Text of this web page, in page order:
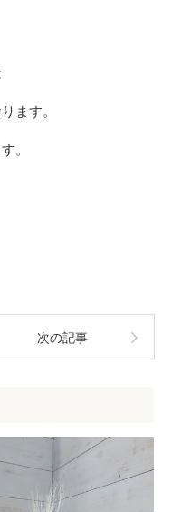
ます。
。
次の記事